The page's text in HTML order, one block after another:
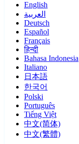
English
العربية
Deutsch
Español
Français
हिन्दी
Bahasa Indonesia
Italiano
日本語
한국어
Polski
Português
Tiếng Việt
中文(简体)
中文(繁體)